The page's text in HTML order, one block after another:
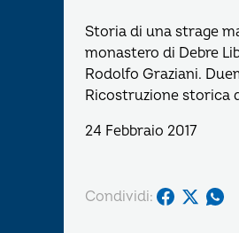
Storia di una strage
monastero di Debre
Rodolfo Graziani.
Ricostruzione storica
24 Febbraio 2017
Condividi: